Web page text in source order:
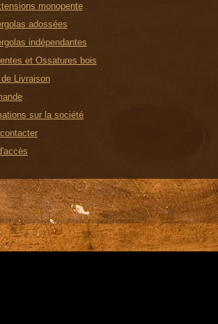
monopente
adossées
indépendantes
et Ossatures bois
Livraison
sur la société